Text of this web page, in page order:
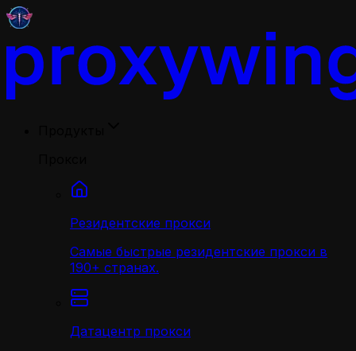
Резидентские прокси
Самые быстрые резидентские прокси в
190+ странах.
Датацентр прокси